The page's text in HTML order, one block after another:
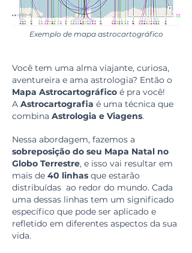
Exemplo de mapa astrocartográfico
Você tem uma alma viajante, curiosa,
aventureira e ama astrologia? Então o
Mapa Astrocartográfico é pra você!
A Astrocartografia é uma técnica que
combina Astrologia e Viagens.
Nessa abordagem, fazemos a
sobreposição do seu Mapa Natal no
Globo Terrestre, e isso vai resultar em
mais de 40 linhas que estarão
distribuídas ao redor do mundo. Cada
uma dessas linhas tem um significado
específico que pode ser aplicado e
refletido em diferentes aspectos da sua
vida.